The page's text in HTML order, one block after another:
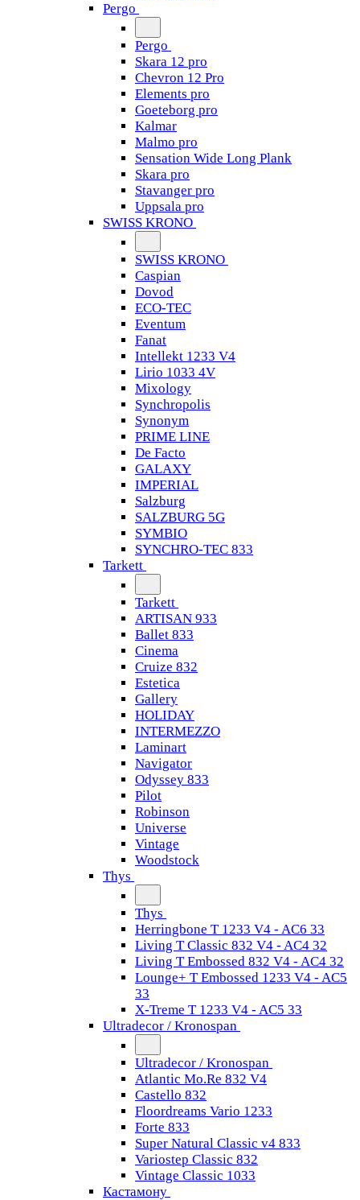
Pergo
Pergo
Skara 12 pro
Chevron 12 Pro
Elements pro
Goeteborg pro
Kalmar
Malmo pro
Sensation Wide Long Plank
Skara pro
Stavanger pro
Uppsala pro
SWISS KRONO
SWISS KRONO
Caspian
Dovod
ECO-TEC
Eventum
Fanat
Intellekt 1233 V4
Lirio 1033 4V
Mixology
Synchropolis
Synonym
PRIME LINE
De Facto
GALAXY
IMPERIAL
Salzburg
SALZBURG 5G
SYMBIO
SYNCHRO-TEC 833
Tarkett
Tarkett
ARTISAN 933
Ballet 833
Cinema
Cruize 832
Estetica
Gallery
HOLIDAY
INTERMEZZO
Laminart
Navigator
Odyssey 833
Pilot
Robinson
Universe
Vintage
Woodstock
Thys
Thys
Herringbone T 1233 V4 - AC6 33
Living T Classic 832 V4 - AC4 32
Living T Embossed 832 V4 - AC4 32
Lounge+ T Embossed 1233 V4 - AC5
33
X-Treme T 1233 V4 - AC5 33
Ultradecor / Kronospan
Ultradecor / Kronospan
Atlantic Mo.Re 832 V4
Castello 832
Floordreams Vario 1233
Forte 833
Super Natural Classic v4 833
Variostep Classic 832
Vintage Classic 1033
Кастамону